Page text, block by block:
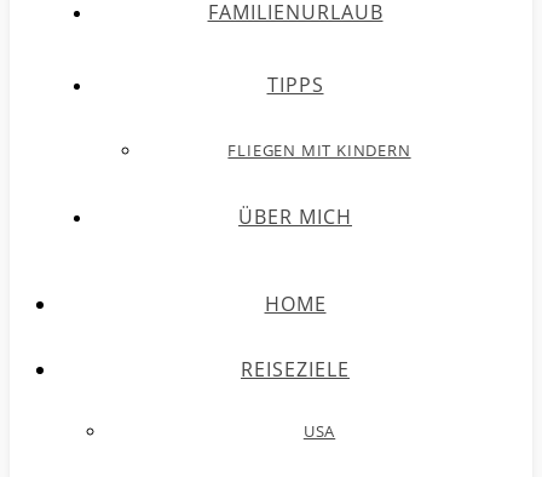
FAMILIENURLAUB
TIPPS
FLIEGEN MIT KINDERN
ÜBER MICH
HOME
REISEZIELE
USA